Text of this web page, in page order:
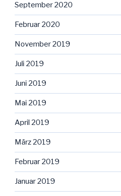
September 2020
Februar 2020
November 2019
Juli 2019
Juni 2019
Mai 2019
April 2019
März 2019
Februar 2019
Januar 2019